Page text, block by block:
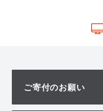
ご寄付のお願い